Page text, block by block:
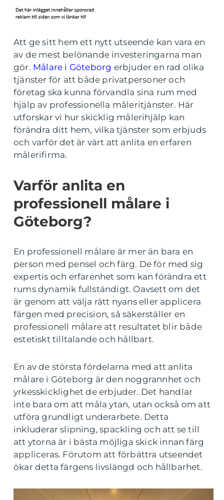
Att ge sitt hem ett nytt utseende kan vara en
av de mest belönande investeringarna man
gör. Målare i Göteborg erbjuder en rad olika
tjänster för att både privatpersoner och
företag ska kunna förvandla sina rum med
hjälp av professionella måleritjänster. Här
utforskar vi hur skicklig målerihjälp kan
förändra ditt hem, vilka tjänster som erbjuds
och varför det är värt att anlita en erfaren
målerifirma.
Varför anlita en
professionell målare i
Göteborg?
En professionell målare är mer än bara en
person med pensel och färg. De för med sig
expertis och erfarenhet som kan förändra ett
rums dynamik fullständigt. Oavsett om det
är genom att välja rätt nyans eller applicera
färgen med precision, så säkerställer en
professionell målare att resultatet blir både
estetiskt tilltalande och hållbart.
En av de största fördelarna med att anlita
målare i Göteborg är den noggrannhet och
yrkesskicklighet de erbjuder. Det handlar
inte bara om att måla ytan, utan också om att
utföra grundligt underarbete. Detta
inkluderar slipning, spackling och att se till
att ytorna är i bästa möjliga skick innan färg
appliceras. Förutom att förbättra utseendet
ökar detta färgens livslängd och hållbarhet.